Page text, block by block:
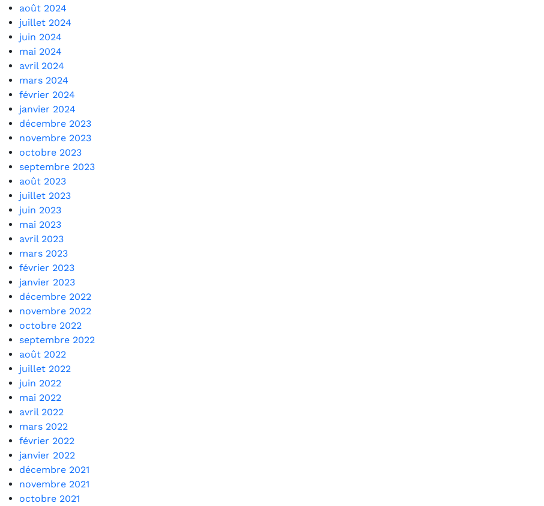
août 2024
juillet 2024
juin 2024
mai 2024
avril 2024
mars 2024
février 2024
janvier 2024
décembre 2023
novembre 2023
octobre 2023
septembre 2023
août 2023
juillet 2023
juin 2023
mai 2023
avril 2023
mars 2023
février 2023
janvier 2023
décembre 2022
novembre 2022
octobre 2022
septembre 2022
août 2022
juillet 2022
juin 2022
mai 2022
avril 2022
mars 2022
février 2022
janvier 2022
décembre 2021
novembre 2021
octobre 2021